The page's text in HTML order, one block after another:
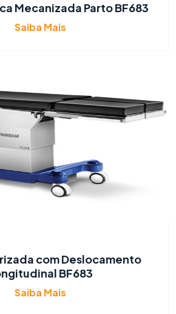
Mecanizada Parto BF683
Saiba Mais
com Deslocamento
BF683
Saiba Mais